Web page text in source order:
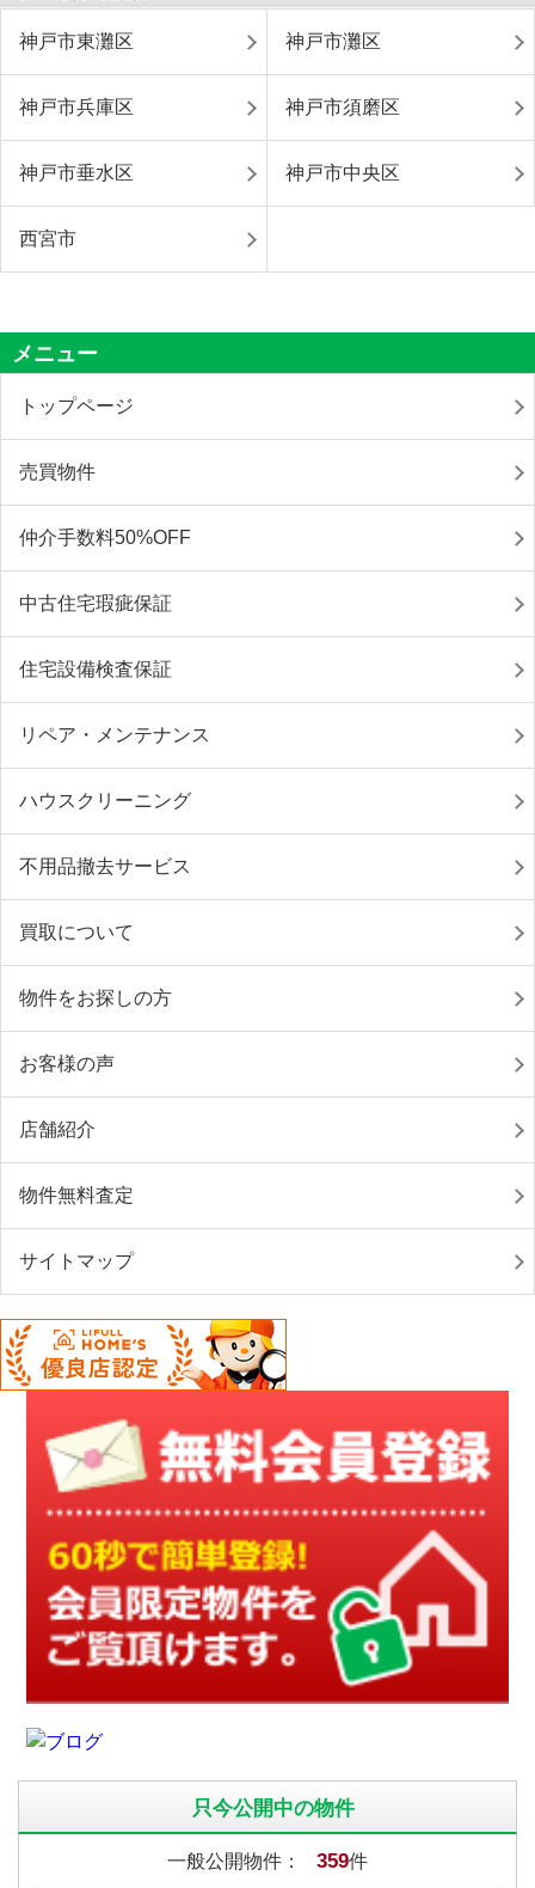
神戸市東灘区 神戸市灘区
神戸市兵庫区 神戸市須磨区
神戸市垂水区 神戸市中央区
西宮市
メニュー
トップページ
売買物件
仲介手数料50%OFF
中古住宅瑕疵保証
住宅設備検査保証
リペア・メンテナンス
ハウスクリーニング
不用品撤去サービス
買取について
物件をお探しの方
お客様の声
店舗紹介
物件無料査定
サイトマップ
只今公開中の物件
一般公開物件： 359件